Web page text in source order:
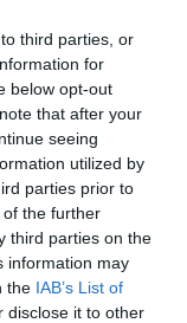
third parties, or
for
below opt-out
that after your
seeing
utilized by
parties prior to
the further
third parties on the
information may
the IAB’s List of
disclose it to other
℃
h